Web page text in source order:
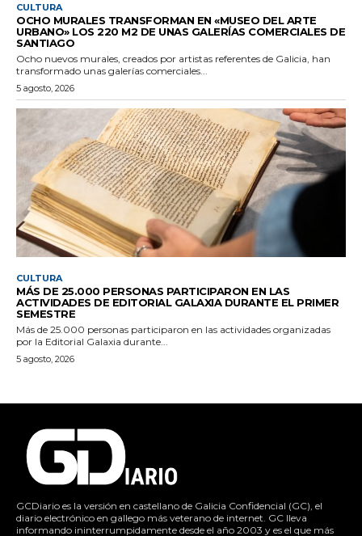
CULTURA
OCHO MURALES TRANSFORMAN EN «MUSEO DEL ARTE
URBANO» LOS 220 M2 DE UNAS GALERÍAS COMERCIALES DE
SANTIAGO
Ocho nuevos murales, creados por artistas referentes de Galicia, han
transformado unas galerías comerciales...
5 agosto, 2026
CULTURA
MÁS DE 25.000 PERSONAS PARTICIPARON EN LAS
ACTIVIDADES DE EDITORIAL GALAXIA DURANTE EL PRIMER
SEMESTRE
Más de 25.000 personas participaron en las actividades organizadas
por la Editorial Galaxia durante...
5 agosto, 2026
GCDiario es la versión en castellano de Galicia Confidencial (GC), el
diario electrónico en gallego más veterano de internet. GC lleva
informando ininterrumpidamente desde el año 2003 y es el que más